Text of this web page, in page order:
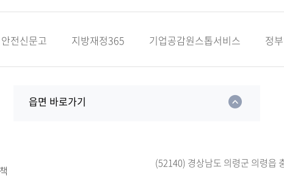
안전신문고 지방재정365 기업공감원스톱서비스 정
읍면 바로가기
(52140) 경상남도 의령군 의령읍